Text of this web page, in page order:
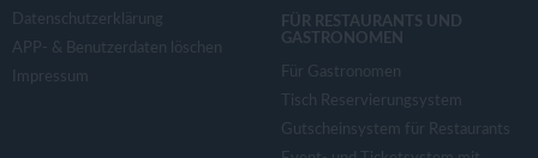
Datenschutzerklärung
APP- & Benutzerdaten löschen
Impressum
FÜR RESTAURANTS UND
GASTRONOMEN
Für Gastronomen
Tisch Reservierungsystem
Gutscheinsystem für Restaurants